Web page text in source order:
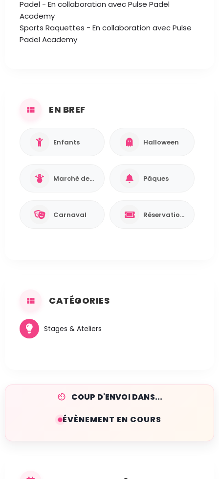
Padel - En collaboration avec Pulse Padel
Academy
Sports Raquettes - En collaboration avec Pulse
Padel Academy
EN BREF
Enfants Halloween
Marché de Noël Pâques
Carnaval Réservation requise
CATÉGORIES
Stages & Ateliers
COUP D'ENVOI DANS...
ÉVÈNEMENT EN COURS